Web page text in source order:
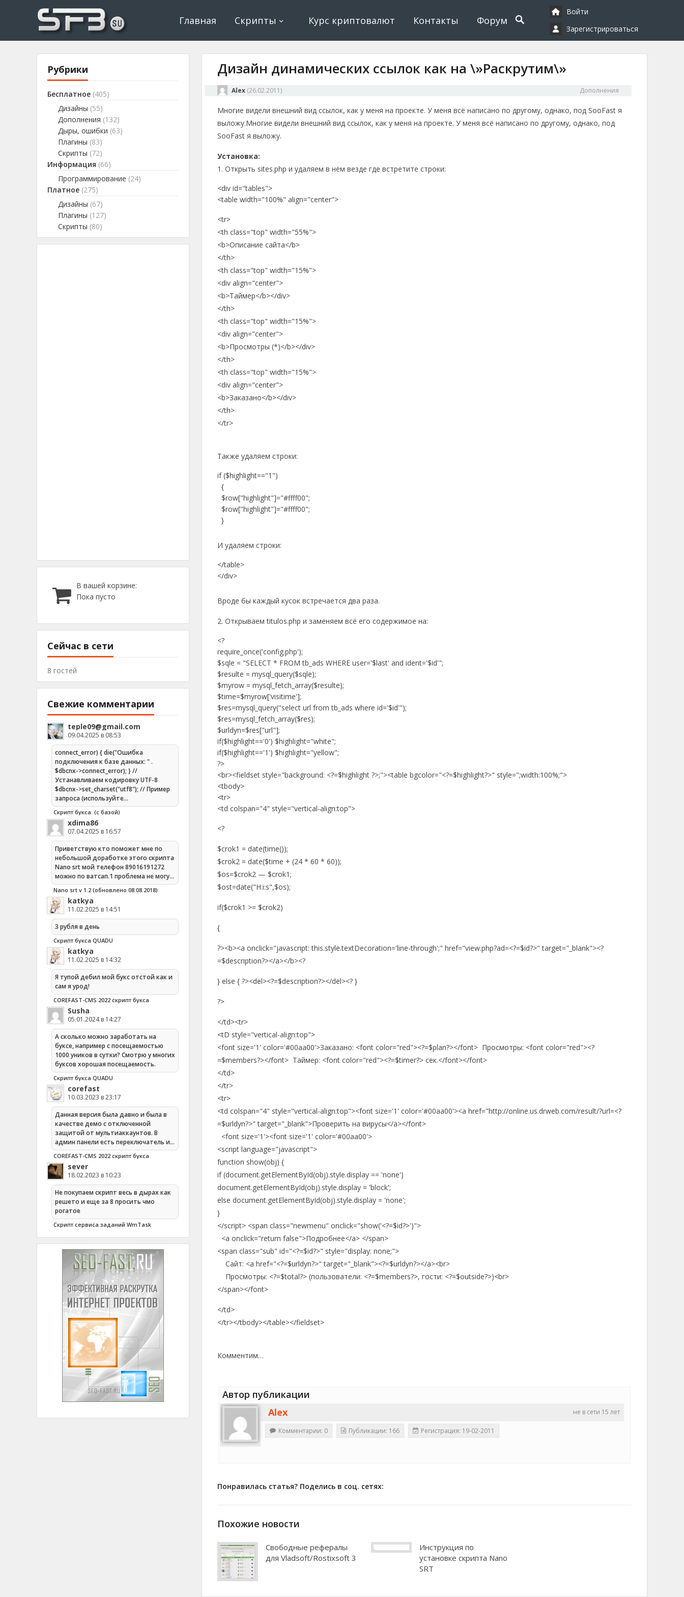
Буксы, программирование, криптовалюта
Главная Скрипты Курс криптовалют Контакты Форум
Войти
Зарегистрироваться
Дизайн динамических ссылок как на \»Раскрутим\»
Alex (26.02.2011) Дополнения
Многие видели внешний вид ссылок, как у меня на проекте. У меня всё написано по другому, однако, под SooFast я
выложу.Многие видели внешний вид ссылок, как у меня на проекте. У меня всё написано по другому, однако, под
SooFast я выложу.
Установка:
1. Открыть sites.php и удаляем в нём везде где встретите строки:
<div id="tables">
<table width="100%" align="center">
<tr>
<th class="top" width="55%">
<b>Описание сайта</b>
</th>
<th class="top" width="15%">
<div align="center">
<b>Таймер</b></div>
</th>
<th class="top" width="15%">
<div align="center">
<b>Просмотры (*)</b></div>
</th>
<th class="top" width="15%">
<div align="center">
<b>Заказано</b></div>
</th>
</tr>
Также удаляем строки:
if ($highlight=="1")
{
$row["highlight"]="#ffff00";
$row["highlight"]="#ffff00";
}
И удаляем строки:
</table>
</div>
Вроде бы каждый кусок встречается два раза.
2. Открываем titulos.php и заменяем всё его содержимое на:
<?
require_once('config.php');
$sqle = "SELECT * FROM tb_ads WHERE user='$last' and ident='$id'";
$resulte = mysql_query($sqle);
$myrow = mysql_fetch_array($resulte);
$time=$myrow['visitime'];
$res=mysql_query("select url from tb_ads where id='$id'");
$res=mysql_fetch_array($res);
$urldyn=$res["url"];
if($highlight=='0') $highlight="white";
if($highlight=='1') $highlight="yellow";
?>
<br><fieldset style="background: <?=$highlight ?>;"><table bgcolor="<?=$highlight?>" style=";width:100%;">
<tbody>
<tr>
<td colspan="4" style="vertical-align:top">
<?
$crok1 = date(time());
$crok2 = date($time + (24 * 60 * 60));
$os=$crok2 — $crok1;
$ost=date("H:i:s",$os);
if($crok1 >= $crok2)
{
?><b><a onclick="javascript: this.style.textDecoration='line-through';" href="view.php?ad=<?=$id?>" target="_blank"><?
=$description?></a></b><?
} else { ?><del><?=$description?></del><? }
?>
</td><tr>
<tD style="vertical-align:top">
<font size='1' color='#00aa00'>Заказано: <font color="red"><?=$plan?></font> Просмотры: <font color="red"><?
=$members?></font> Таймер: <font color="red"><?=$timer?> сек.</font></font>
</td>
</tr>
<tr>
<td colspan="4" style="vertical-align:top"><font size='1' color='#00aa00'><a href="http://online.us.drweb.com/result/?url=<?
=$urldyn?>" target="_blank">Проверить на вирусы</a></font>
<font size='1'><font size='1' color='#00aa00'>
<script language="javascript">
function show(obj) {
if (document.getElementById(obj).style.display == 'none')
document.getElementById(obj).style.display = 'block';
else document.getElementById(obj).style.display = 'none';
}
</script> <span class="newmenu" onclick="show('<?=$id?>')">
<a onclick="return false">Подробнее</a> </span>
<span class="sub" id="<?=$id?>" style="display: none;">
Сайт: <a href="<?=$urldyn?>" target="_blank"><?=$urldyn?></a><br>
Просмотры: <?=$total?> (пользователи: <?=$members?>, гости: <?=$outside?>)<br>
</span></font>
</td>
</tr></tbody></table></fieldset>
Комментим…
Автор публикации
не в сети 15 лет
Alex
Комментарии: 0 Публикации: 166 Регистрация: 19-02-2011
Понравилась статья? Поделись в соц. сетях:
Похожие новости
Свободные рефералы
для Vladsoft/Rostixsoft 3
Инструкция по
установке скрипта Nano
SRT
Рубрики
Бесплатное (405)
Дизайны (55)
Дополнения (132)
Дыры, ошибки (63)
Плагины (83)
Скрипты (72)
Информация (66)
Программирование (24)
Платное (275)
Дизайны (67)
Плагины (127)
Скрипты (80)
В вашей корзине:
Пока пусто
Сейчас в сети
8 гостей
Свежие комментарии
teple09@gmail.com
09.04.2025 в 08:53
connect_error) { die("Ошибка
подключения к базе данных: " .
$dbcnx->connect_error); } //
Устанавливаем кодировку UTF-8
$dbcnx->set_charset("utf8"); // Пример
запроса (используйте…
Скрипт букса. (с базой)
xdima86
07.04.2025 в 16:57
Приветствую кто поможет мне по
небольшой доработке этого скрипта
Nano srt мой телефон 89016191272
можно по ватсап.1 проблема не могу…
Nano srt v 1.2 (обновлено 08.08.2018)
katkya
11.02.2025 в 14:51
3 рубля в день
Скрипт букса QUADU
katkya
11.02.2025 в 14:32
Я тупой дебил мой букс отстой как и
сам я урод!
COREFAST-CMS 2022 скрипт букса
Susha
05.01.2024 в 14:27
А сколько можно заработать на
буксе, например с посещаемостью
1000 уников в сутки? Смотрю у многих
буксов хорошая посещаемость.
Скрипт букса QUADU
corefast
10.03.2023 в 23:17
Данная версия была давно и была в
качестве демо с отключенной
защитой от мультиаккаунтов. В
админ панели есть переключатель и…
COREFAST-CMS 2022 скрипт букса
sever
18.02.2023 в 10:23
Не покупаем скрипт весь в дырах как
решето и еще за 8 просить чмо
рогатое
Cкрипт сервиса заданий WmTask